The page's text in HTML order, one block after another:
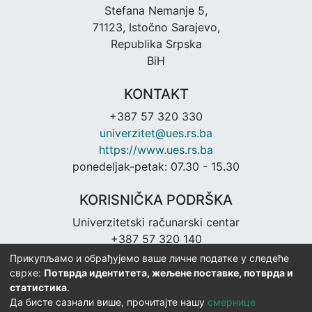
Stefana Nemanje 5,
71123, Istočno Sarajevo,
Republika Srpska
BiH
KONTAKT
+387 57 320 330
univerzitet@ues.rs.ba
https://www.ues.rs.ba
ponedeljak-petak: 07.30 - 15.30
KORISNIČKA PODRŠKA
Univerzitetski računarski centar
+387 57 320 140
urc@ues.rs.ba
https://urc.ues.rs.ba
Прикупљамо и обрађујемо ваше личне податке у следеће
сврхе: Потврда идентитета, жељене поставке, потврда и
статистика.
Да бисте сазнали више, прочитајте нашу смернице